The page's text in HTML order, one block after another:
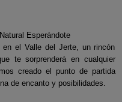
Esperándote
en el Valle del Jerte, un rincón
te sorprenderá en cualquier
creado el punto de partida
de encanto y posibilidades.